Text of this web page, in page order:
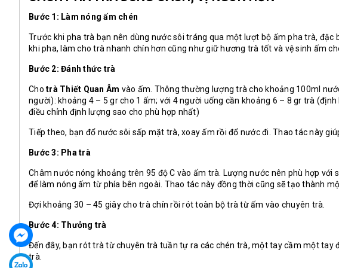
Bước 1: Làm nóng ấm chén
Trước khi pha trà bạn nên dùng nước sôi tráng qua một lượt bộ ấm pha trà,
khi pha, làm cho trà nhanh chín hơn cũng như giữ hương trà tốt và vệ sinh ấm
Bước 2: Đánh thức trà
Cho trà Thiết Quan Âm vào ấm. Thông thường lượng trà cho khoảng 100ml
người): khoảng 4 – 5 gr cho 1 ấm; với 4 người uống cần khoảng 6 – 8 gr trà
điều chỉnh định lượng sao cho phù hợp nhất)
Tiếp theo, bạn đổ nước sôi sấp mặt trà, xoay ấm rồi đổ nước đi. Thao tác này
Bước 3: Pha trà
Châm nước nóng khoảng trên 95 độ C vào ấm trà. Lượng nước nên phù hợp
để làm nóng ấm từ phía bên ngoài. Thao tác này đồng thời cũng sẽ tạo thành
Đợi khoảng 30 – 45 giây cho trà chín rồi rót toàn bộ trà từ ấm vào chuyên trà.
Bước 4: Thưởng trà
Đến đây, bạn rót trà từ chuyên trà tuần tự ra các chén trà, một tay cầm một
trà.